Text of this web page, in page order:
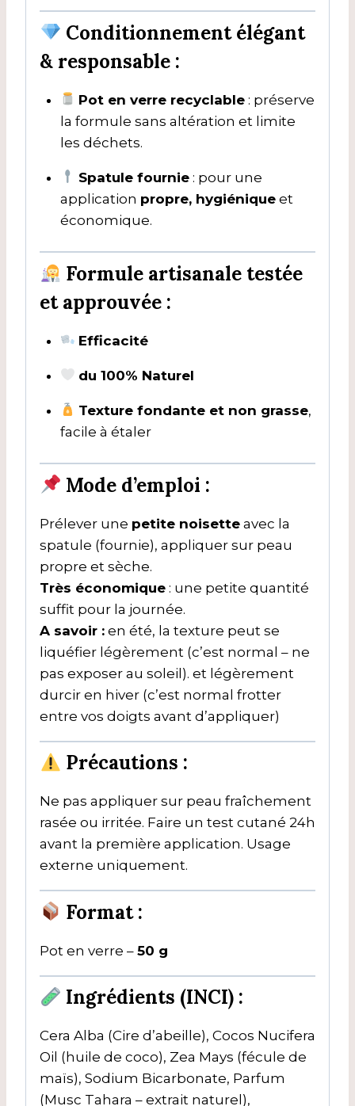
Conditionnement élégant
& responsable :
Pot en verre recyclable: préserve
la formule sans altération et limite
les déchets.
Spatule fournie: pour une
application propre, hygiéniqueet
économique.
Formule artisanale testée
et approuvée :
Efficacité
du 100% Naturel
Texture fondante et non grasse,
facile à étaler
Mode d’emploi :
Prélever une petite noisette avec la
spatule (fournie), appliquer sur peau
propre et sèche.
Très économique : une petite quantité
suffit pour la journée.
A savoir : en été, la texture peut se
liquéfier légèrement (c’est normal – ne
pas exposer au soleil). et légèrement
durcir en hiver (c’est normal frotter
entre vos doigts avant d’appliquer)
Précautions :
Ne pas appliquer sur peau fraîchement
rasée ou irritée. Faire un test cutané 24h
avant la première application. Usage
externe uniquement.
Format :
Pot en verre – 50 g
Ingrédients (INCI) :
Cera Alba (Cire d’abeille), Cocos Nucifera
Oil (huile de coco), Zea Mays (fécule de
maïs), Sodium Bicarbonate, Parfum
(Musc Tahara – extrait naturel),